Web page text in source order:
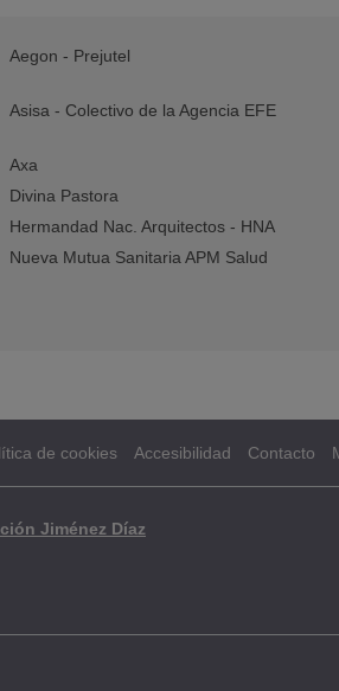
Aegon - Prejutel
Asisa - Colectivo de la Agencia EFE
Axa
Divina Pastora
Hermandad Nac. Arquitectos - HNA
Nueva Mutua Sanitaria APM Salud
de cookies Accesibilidad Contacto
Jiménez Díaz